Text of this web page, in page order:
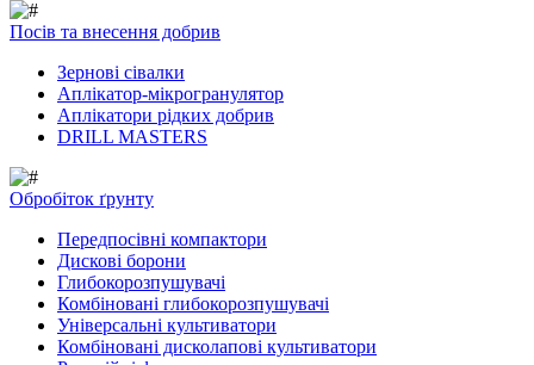
Посів та внесення добрив
Зернові сівалки
Аплікатор-мікрогранулятор
Аплікатори рідких добрив
DRILL MASTERS
Обробіток ґрунту
Передпосівні компактори
Дискові борони
Глибокорозпушувачі
Комбіновані глибокорозпушувачі
Універсальні культиватори
Комбіновані дисколапові культиватори